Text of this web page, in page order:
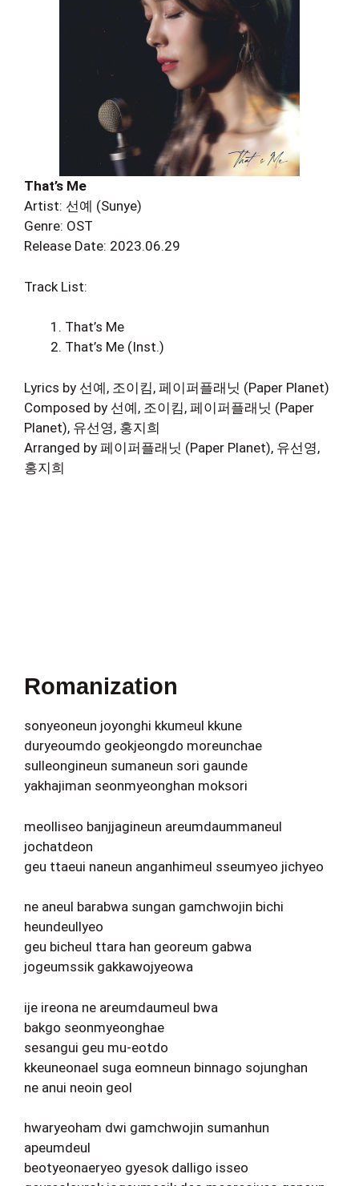
That’s Me
Artist: 선예 (Sunye)
Genre: OST
Release Date: 2023.06.29
Track List:
That’s Me
That’s Me (Inst.)
Lyrics by 선예, 조이킴, 페이퍼플래닛 (Paper Planet)
Composed by 선예, 조이킴, 페이퍼플래닛 (Paper
Planet), 유선영, 홍지희
Arranged by 페이퍼플래닛 (Paper Planet), 유선영,
홍지희
Romanization
sonyeoneun joyonghi kkumeul kkune
duryeoumdo geokjeongdo moreunchae
sulleongineun sumaneun sori gaunde
yakhajiman seonmyeonghan moksori
meolliseo banjjagineun areumdaummaneul
jochatdeon
geu ttaeui naneun anganhimeul sseumyeo jichyeo
ne aneul barabwa sungan gamchwojin bichi
heundeullyeo
geu bicheul ttara han georeum gabwa
jogeumssik gakkawojyeowa
ije ireona ne areumdaumeul bwa
bakgo seonmyeonghae
sesangui geu mu-eotdo
kkeuneonael suga eomneun binnago sojunghan
ne anui neoin geol
hwaryeoham dwi gamchwojin sumanhun
apeumdeul
beotyeonaeryeo gyesok dalligo isseo